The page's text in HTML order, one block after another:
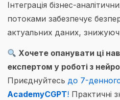
Інтеграція бізнес-
потоками забезпечує
актуальних даних,
Хочете опанувати ці
експертом у роботі з
Приєднуйтесь до 7-
AcademyCGPT! Практичні